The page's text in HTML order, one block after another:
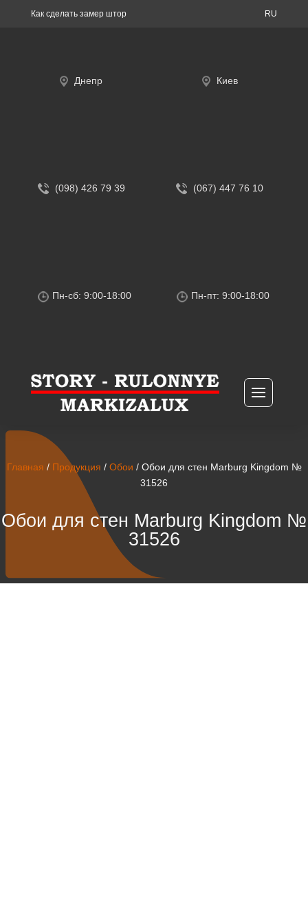
Как сделать замер штор RU
Днепр
(098) 426 79 39
Пн-сб: 9:00-18:00
Киев
(067) 447 76 10
Пн-пт: 9:00-18:00
Главная / Продукция / Обои / Обои для стен Marburg Kingdom №
31526
Обои для стен Marburg Kingdom №
31526